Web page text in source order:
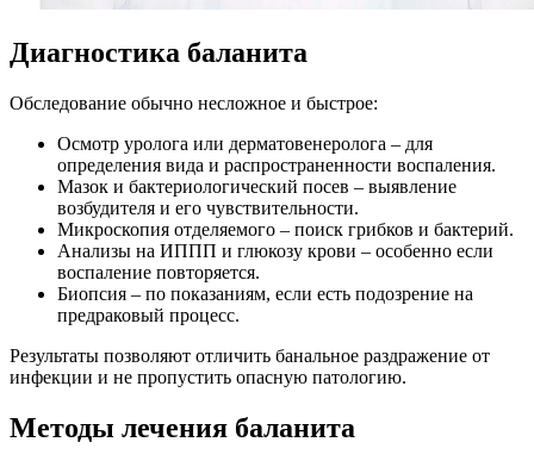
Диагностика баланита
Обследование обычно несложное и быстрое:
Осмотр уролога или дерматовенеролога – для
определения вида и распространенности воспаления.
Мазок и бактериологический посев – выявление
возбудителя и его чувствительности.
Микроскопия отделяемого – поиск грибков и бактерий.
Анализы на ИППП и глюкозу крови – особенно если
воспаление повторяется.
Биопсия – по показаниям, если есть подозрение на
предраковый процесс.
Результаты позволяют отличить банальное раздражение от
инфекции и не пропустить опасную патологию.
Методы лечения баланита